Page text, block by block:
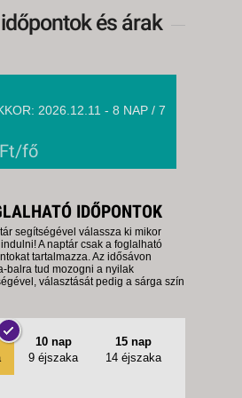
ÉJSZAKA
-
ÉJSZAKA
14.,
-
ÉJSZAKA
14.,
-
15.,
-
15.,
-
ÉJSZAKA
és árak
2026.12.11 - 8 NAP / 7
Ft/fő
IDŐPONTOK
segítségével válassza ki mikor
A naptár csak a foglalható
tartalmazza. Az idősávon
balra tud mozogni a nyilak
választását pedig a sárga szín
10 nap
9 éjszaka
15 nap
14 éjszaka